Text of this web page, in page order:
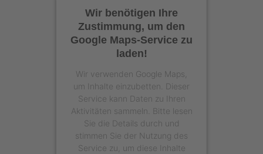
Wir benötigen Ihre
Zustimmung, um den
Google Maps-Service zu
laden!
Wir verwenden Google Maps,
um Inhalte einzubetten. Dieser
Service kann Daten zu Ihren
Aktivitäten sammeln. Bitte lesen
Sie die Details durch und
stimmen Sie der Nutzung des
Service zu, um diese Inhalte